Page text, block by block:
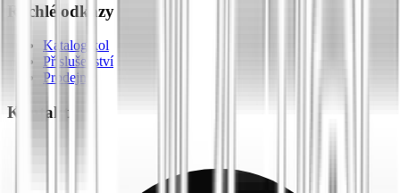
Rychlé odkazy
Katalog kol
Příslušenství
Prodejny
Kontakt